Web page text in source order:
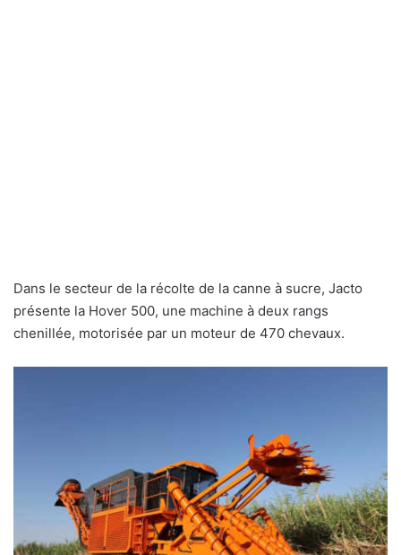
Dans le secteur de la récolte de la canne à sucre, Jacto
présente la Hover 500, une machine à deux rangs
chenillée, motorisée par un moteur de 470 chevaux.